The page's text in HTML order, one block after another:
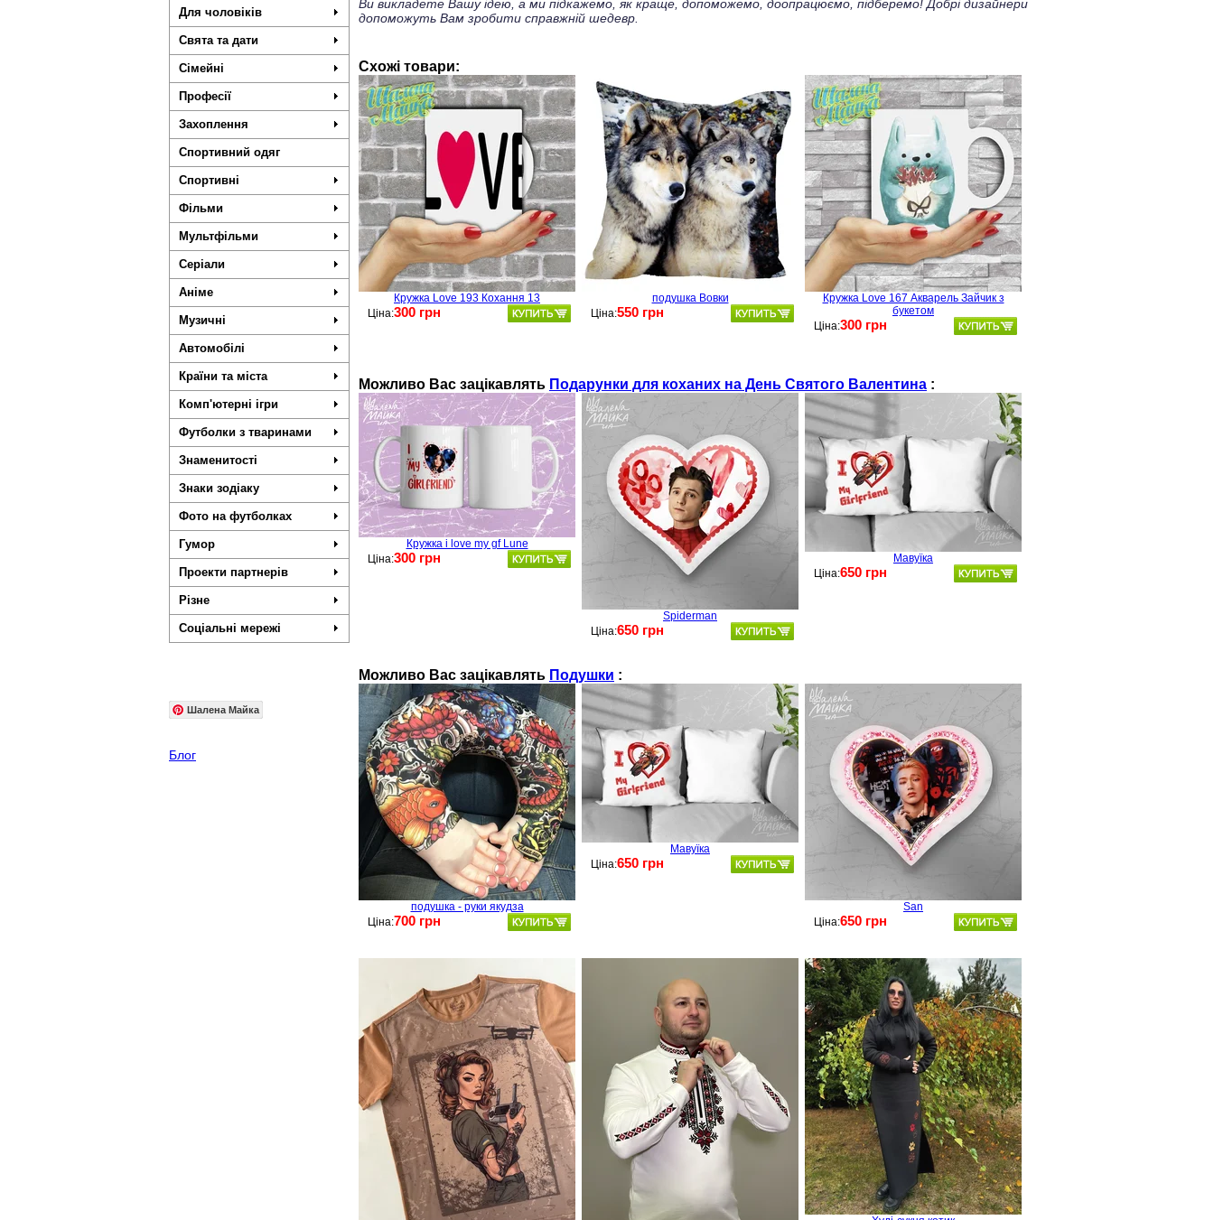
Для чоловіків
Свята та дати
Сімейні
Професії
Захоплення
Спортивний одяг
Спортивні
Фільми
Мультфільми
Серіали
Аніме
Музичні
Автомобілі
Країни та міста
Комп'ютерні ігри
Футболки з тваринами
Знаменитості
Знаки зодіаку
Фото на футболках
Гумор
Проекти партнерів
Різне
Соціальні мережі
Шалена Майка
Блог
Ви викладете Вашу ідею, а ми підкажемо, як краще, допоможемо, доопрацюємо, підберемо! Добрі дизайнери
допоможуть Вам зробити справжній шедевр.
Схожі товари:
Кружка Love 193 Кохання 13
Ціна:300 грн
подушка Вовки
Ціна:550 грн
Кружка Love 167 Акварель Зайчик з
букетом
Ціна:300 грн
Можливо Вас зацікавлять Подарунки для коханих на День Святого Валентина :
Кружка i love my gf Lune
Ціна:300 грн
Spiderman
Ціна:650 грн
Мавуїка
Ціна:650 грн
Можливо Вас зацікавлять Подушки :
подушка - руки якудза
Ціна:700 грн
Мавуїка
Ціна:650 грн
San
Ціна:650 грн